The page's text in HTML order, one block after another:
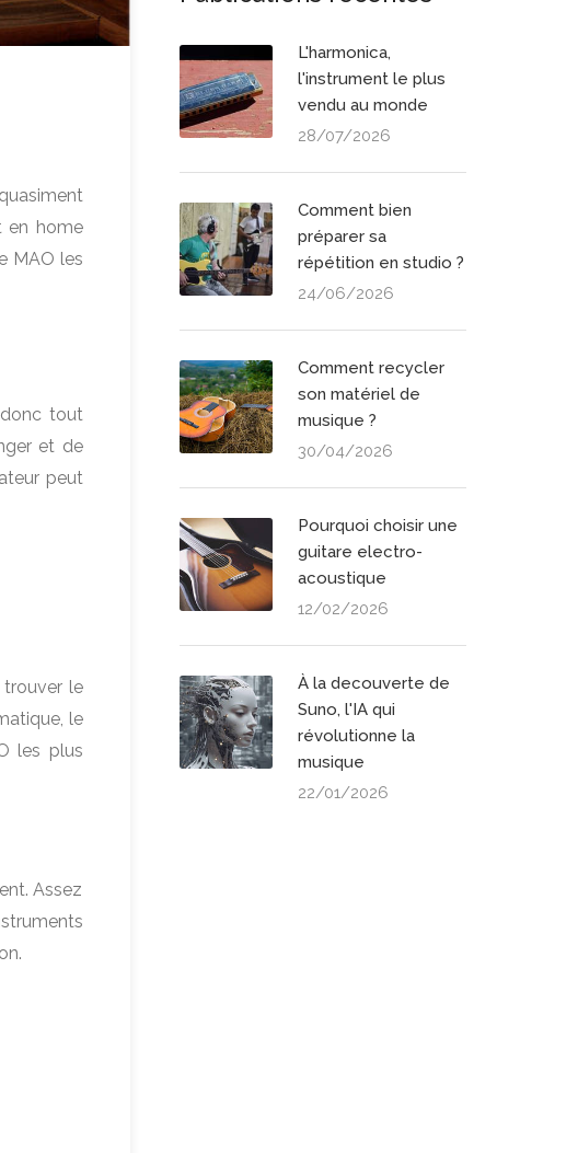
en home
MAO les
tout
et de
peut
le
le
les plus
Assez
L'harmonica,
l'instrument le plus
vendu au monde
28/07/2026
Comment bien
préparer sa
répétition en studio ?
24/06/2026
Comment recycler
son matériel de
musique ?
30/04/2026
Pourquoi choisir une
guitare electro-
acoustique
12/02/2026
À la decouverte de
Suno, l'IA qui
révolutionne la
musique
22/01/2026